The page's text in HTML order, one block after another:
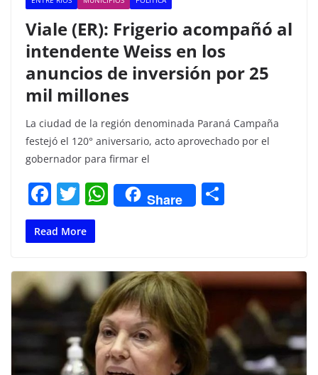
Viale (ER): Frigerio acompañó al
intendente Weiss en los
anuncios de inversión por 25
mil millones
La ciudad de la región denominada Paraná Campaña
festejó el 120° aniversario, acto aprovechado por el
gobernador para firmar el
F
a
c
b
o
o
T
w
itt
W
h
A
p
p
Share
ar
tir
Read More